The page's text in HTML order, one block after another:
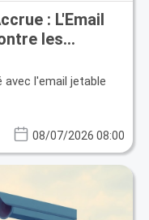
: L'Email
les
l'email jetable
08/07/2026 08:00